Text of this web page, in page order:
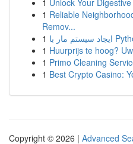
1 Unlock Your
1 Reliable
Remov...
1
1 Huurprijs te hoog?
1 Primo Cleaning
1 Best Crypto Casino:
Copyright © 2026 | Advanced